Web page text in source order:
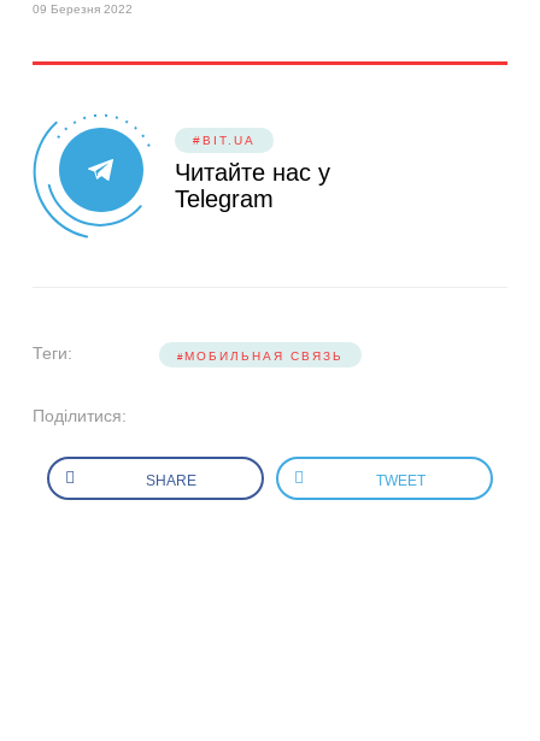
09 Березня 2022
#BIT.UA
Читайте нас у
Telegram
Теги: МОБИЛЬНАЯ СВЯЗЬ
Поділитися:
SHARE TWEET